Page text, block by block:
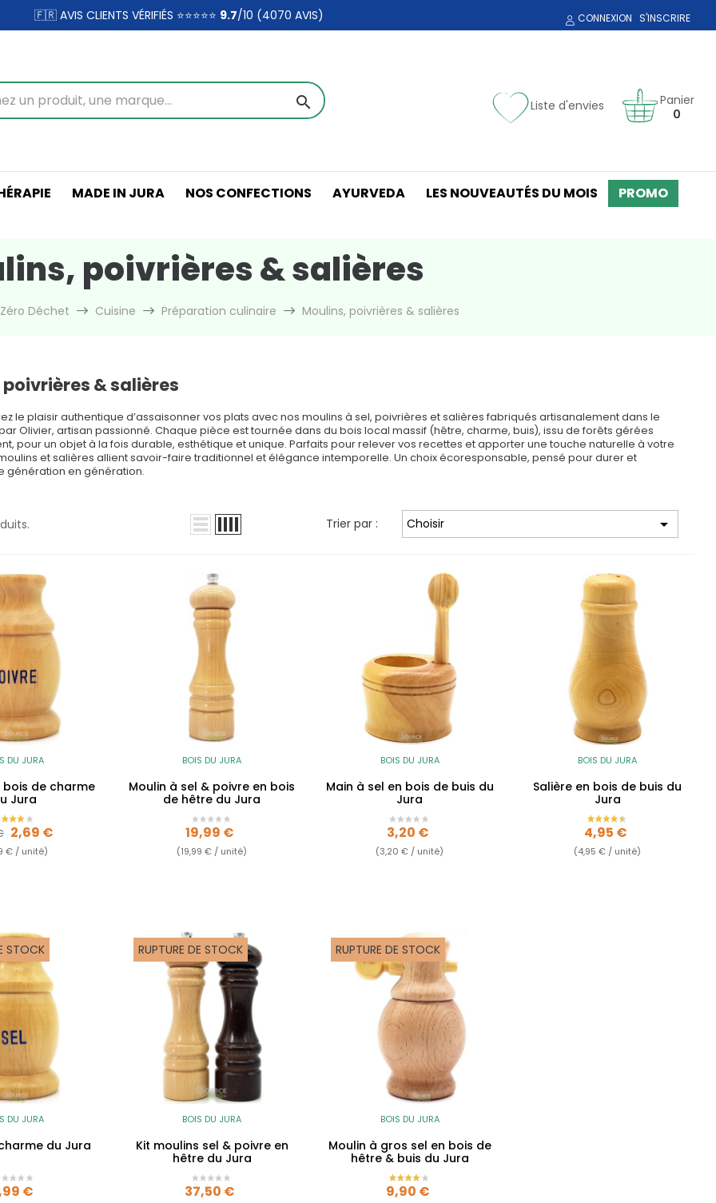
🇫🇷 AVIS CLIENTS VÉRIFIÉS ⭐⭐⭐⭐⭐ 9.7/10 (4070 AVIS) CONNEXION S'INSCRIRE
search Liste d'envies
Panier
0
MADE IN JURA NOS CONFECTIONS AYURVEDA LES NOUVEAUTÉS DU MOIS PROMO
poivrières & salières
Déchet Cuisine Préparation culinaire Moulins, poivrières & salières
& salières
le plaisir authentique d’assaisonner vos plats avec nos moulins à sel, poivrières et salières fabriqués artisanalement dans le
Olivier, artisan passionné. Chaque pièce est tournée dans du bois local massif (hêtre, charme, buis), issu de forêts gérées
pour un objet à la fois durable, esthétique et unique. Parfaits pour relever vos recettes et apporter une touche naturelle à votre
et salières allient savoir-faire traditionnel et élégance intemporelle. Un choix écoresponsable, pensé pour durer et
génération en génération.
Trier par : Choisir 
DU JURA
bois de charme
Jura
base
Prix
2,69 €
€ / unité)
BOIS DU JURA
Moulin à sel & poivre en bois
de hêtre du Jura
Prix
19,99 €
(19,99 € / unité)
BOIS DU JURA
Main à sel en bois de buis du
Jura
Prix
3,20 €
(3,20 € / unité)
BOIS DU JURA
Salière en bois de buis du
Jura
Prix
4,95 €
(4,95 € / unité)
STOCK
DU JURA
du Jura
€
RUPTURE DE STOCK
BOIS DU JURA
Kit moulins sel & poivre en
hêtre du Jura
Prix
37,50 €
RUPTURE DE STOCK
BOIS DU JURA
Moulin à gros sel en bois de
hêtre & buis du Jura
Prix
9,90 €